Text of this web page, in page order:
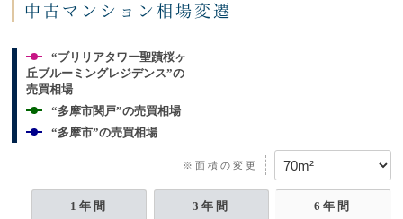
中古マンション相場変遷
“ブリリアタワー聖蹟桜ヶ
丘ブルーミングレジデンス”の
売買相場
“多摩市関戸”の売買相場
“多摩市”の売買相場
※面積の変更
1年間 3年間 6年間